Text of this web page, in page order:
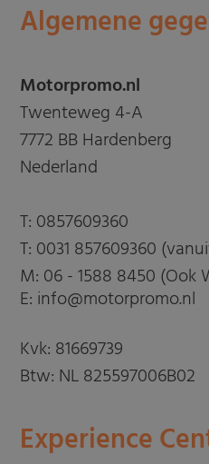
Algemene
Motorpromo.nl
Twenteweg 4-A
7772 BB Hardenberg
Nederland
T: 0857609360
T: 0031 857609360
M: 06 - 1588 8450 (Ook
E: info@motorpromo.nl
Kvk: 81669739
Btw: NL 825597006B02
Experience